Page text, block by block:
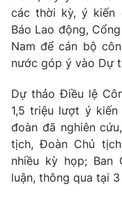
các thời kỳ, ý kiến
Báo Lao động,
Nam để cán bộ
nước góp ý vào Dự
Dự thảo Điều lệ
1,5 triệu lượt ý
đoàn đã nghiên
tịch, Đoàn Chủ
nhiều kỳ họp; Ban
luận, thông qua tại